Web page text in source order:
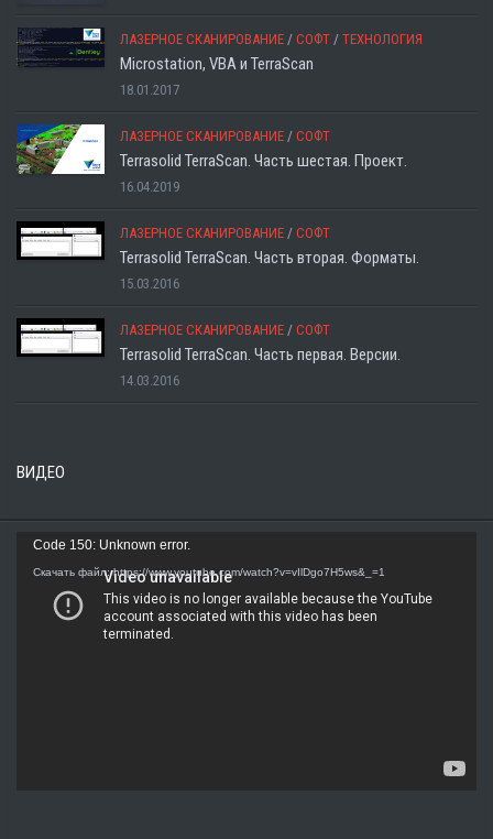
ЛАЗЕРНОЕ СКАНИРОВАНИЕ / СОФТ / ТЕХНОЛОГИЯ
Microstation, VBA и TerraScan
18.01.2017
ЛАЗЕРНОЕ СКАНИРОВАНИЕ / СОФТ
Terrasolid TerraScan. Часть шестая. Проект.
16.04.2019
ЛАЗЕРНОЕ СКАНИРОВАНИЕ / СОФТ
Terrasolid TerraScan. Часть вторая. Форматы.
15.03.2016
ЛАЗЕРНОЕ СКАНИРОВАНИЕ / СОФТ
Terrasolid TerraScan. Часть первая. Версии.
14.03.2016
ВИДЕО
Видеоплеер
Code 150: Unknown error.
Скачать файл: https://www.youtube.com/watch?v=vIlDgo7H5ws&_=1